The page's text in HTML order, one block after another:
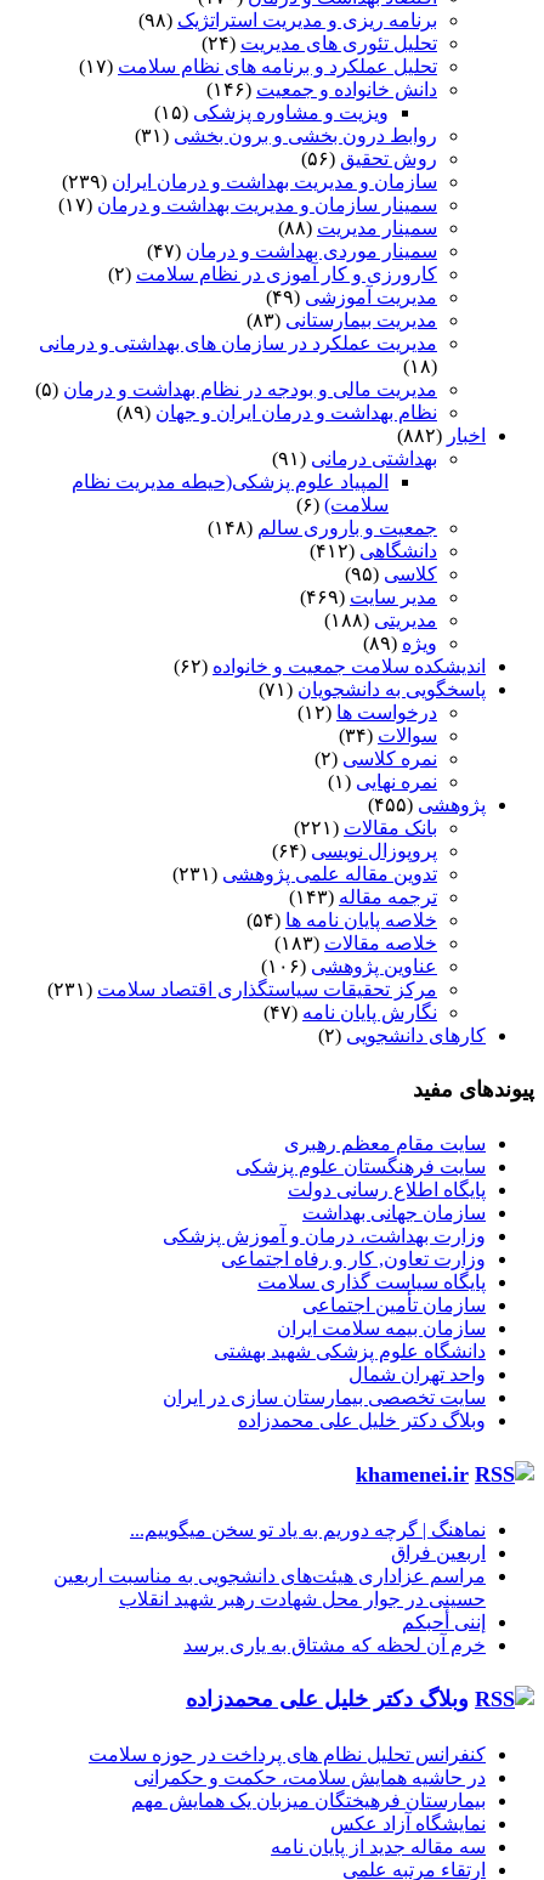
برنامه ریزی و مدیریت استراتژیک (۹۸)
تحلیل تئوری های مدیریت (۲۴)
تحلیل عملکرد و برنامه های نظام سلامت (۱۷)
دانش خانواده و جمعیت (۱۴۶)
ویزیت و مشاوره پزشکی (۱۵)
روابط درون بخشی و برون بخشی (۳۱)
روش تحقیق (۵۶)
سازمان و مدیریت بهداشت و درمان ایران (۲۳۹)
سمینار سازمان و مدیریت بهداشت و درمان (۱۷)
سمینار مدیریت (۸۸)
سمینار موردی بهداشت و درمان (۴۷)
کارورزی و کار آموزی در نظام سلامت (۲)
مدیریت آموزشی (۴۹)
مدیریت بیمارستانی (۸۳)
مدیریت عملکرد در سازمان های بهداشتی و درمانی
(۱۸)
مدیریت مالی و بودجه در نظام بهداشت و درمان (۵)
نظام بهداشت و درمان ایران و جهان (۸۹)
اخبار (۸۸۲)
بهداشتی درمانی (۹۱)
المپیاد علوم پزشکی(حیطه مدیریت نظام
سلامت) (۶)
جمعیت و باروری سالم (۱۴۸)
دانشگاهی (۴۱۲)
کلاسی (۹۵)
مدیر سایت (۴۶۹)
مدیریتی (۱۸۸)
ویژه (۸۹)
اندیشکده سلامت جمعیت و خانواده (۶۲)
پاسخگویی به دانشجویان (۷۱)
درخواست ها (۱۲)
سوالات (۳۴)
نمره کلاسی (۲)
نمره نهایی (۱)
پژوهشی (۴۵۵)
بانک مقالات (۲۲۱)
پروپوزال نویسی (۶۴)
تدوین مقاله علمی پژوهشی (۲۳۱)
ترجمه مقاله (۱۴۳)
خلاصه پایان نامه ها (۵۴)
خلاصه مقالات (۱۸۳)
عناوین پژوهشی (۱۰۶)
مرکز تحقیقات سیاستگذاری اقتصاد سلامت (۲۳۱)
نگارش پایان نامه (۴۷)
کارهای دانشجویی (۲)
پیوندهای مفید
سایت مقام معظم رهبری
سایت فرهنگستان علوم پزشکی
پایگاه اطلاع رسانی دولت
سازمان جهانی بهداشت
وزارت بهداشت، درمان و آموزش پزشکی
وزارت تعاون, کار و رفاه اجتماعی
پایگاه سیاست گذاری سلامت
سازمان تأمین اجتماعی
سازمان بیمه سلامت ایران
دانشگاه علوم پزشکی شهید بهشتی
واحد تهران شمال
سایت تخصصی بیمارستان سازی در ایران
وبلاگ دکتر خلیل علی محمدزاده
khamenei.ir
نماهنگ |‌ گرچه دوریم به یاد تو سخن میگوییم...
اربعین فراق
مراسم عزاداری هیئت‌های دانشجویی به مناسبت اربعین
حسینی در جوار محل شهادت رهبر شهید انقلاب
إننی أحبکم
خرم آن لحظه که مشتاق به یاری برسد
وبلاگ دکتر خلیل علی محمدزاده
کنفرانس تحلیل نظام های پرداخت در حوزه سلامت
در حاشیه همایش سلامت، حکمت و حکمرانی
بیمارستان فرهیختگان میزبان یک همایش مهم
نمایشگاه آزاد عکس
سه مقاله جدید از پایان نامه
ارتقاء مرتبه علمی